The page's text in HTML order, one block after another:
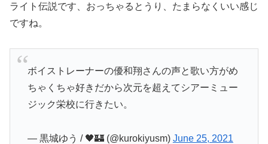
ライト伝説です、おっちゃるとうり、たまらなくいい感じ
ですね。
ボイストレーナーの優和翔さんの声と歌い方がめ
ちゃくちゃ好きだから次元を超えてシアーミュー
ジック栄校に行きたい。
— 黒城ゆう / 🖤🏰 (@kurokiyusm) June 25, 2021